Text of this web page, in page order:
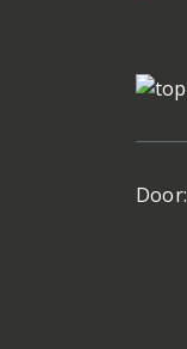
Door: